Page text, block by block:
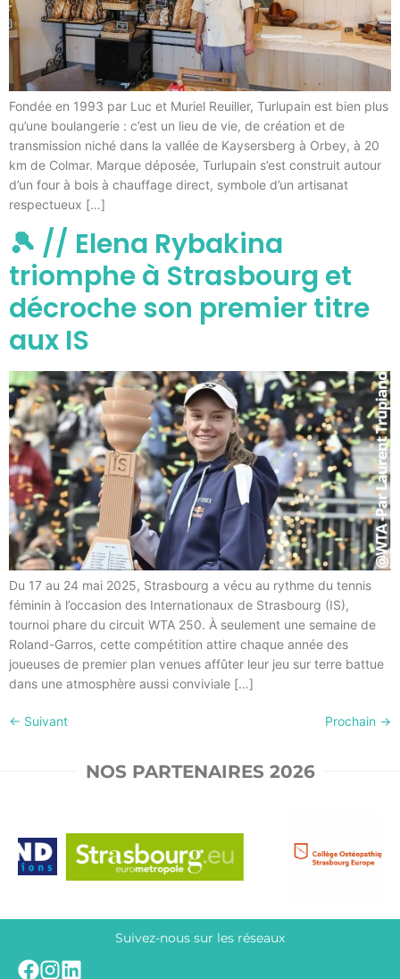
Fondée en 1993 par Luc et Muriel Reuiller, Turlupain est bien plus
qu’une boulangerie : c’est un lieu de vie, de création et de
transmission niché dans la vallée de Kaysersberg à Orbey, à 20
km de Colmar. Marque déposée, Turlupain s’est construit autour
d’un four à bois à chauffage direct, symbole d’un artisanat
respectueux […]
🎾 // Elena Rybakina
triomphe à Strasbourg et
décroche son premier titre
aux IS
Du 17 au 24 mai 2025, Strasbourg a vécu au rythme du tennis
féminin à l’occasion des Internationaux de Strasbourg (IS),
tournoi phare du circuit WTA 250. À seulement une semaine de
Roland-Garros, cette compétition attire chaque année des
joueuses de premier plan venues affûter leur jeu sur terre battue
dans une atmosphère aussi conviviale […]
← Suivant Prochain →
NOS PARTENAIRES 2026
Suivez-nous sur les réseaux